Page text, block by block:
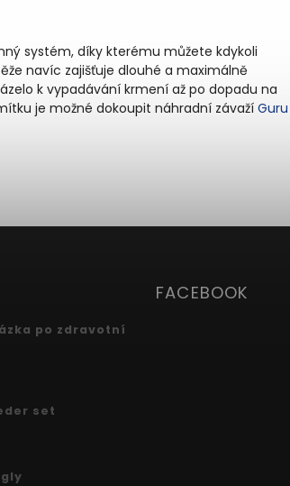
systém, díky kterému můžete kdykoli
navíc zajišťuje dlouhé a maximálně
k vypadávání krmení až po dopadu na
je možné dokoupit náhradní závaží Guru
po zdravotní
set
FACEBOOK